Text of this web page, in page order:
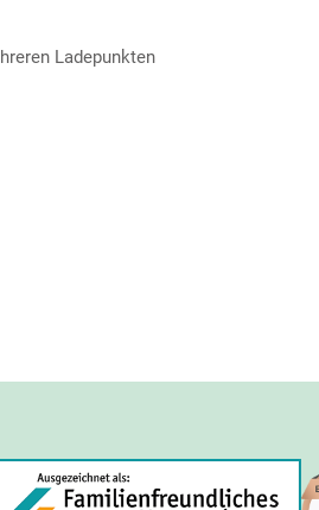
Ladepunkten